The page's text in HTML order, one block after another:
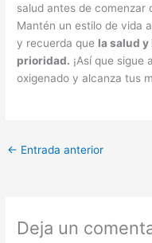
salud antes de comenzar
Mantén un estilo de vida
y recuerda que la salud
prioridad. ¡Así que
oxigenado y alcanza tus
← Entrada anterior
Deja un